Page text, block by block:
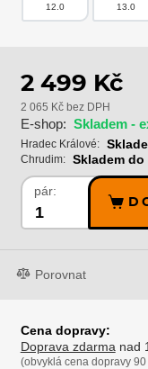
12.0 13.0
2 499 Kč
2 065 Kč bez DPH
E-shop: Skladem -
Hradec Králové:
Chrudim: Skladem do
pár:
Porovnat
Cena dopravy:
Doprava zdarma nad
(obvyklá cena dopravy 90